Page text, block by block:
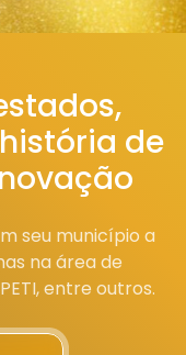
de
seu município a
na área de
entre outros.